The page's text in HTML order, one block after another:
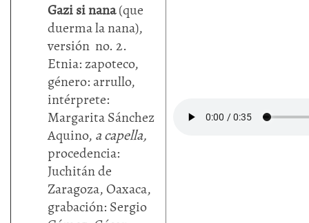
Gazi si nana(que
duerma la nana),
versión no. 2.
Etnia: zapoteco,
género: arrullo,
intérprete:
Margarita Sánchez
Aquino, a capella,
procedencia:
Juchitán de
Zaragoza, Oaxaca,
grabación: Sergio